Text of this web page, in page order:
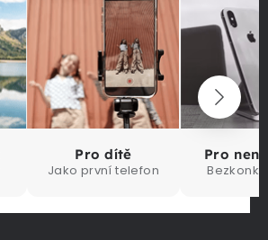
Pro dítě
Jako první telefon
Pro